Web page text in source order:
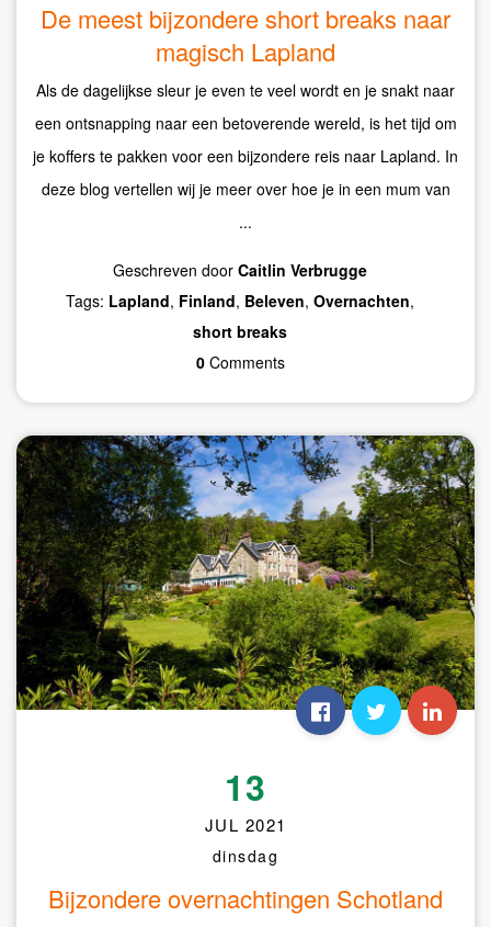
De meest bijzondere short breaks naar
magisch Lapland
Als de dagelijkse sleur je even te veel wordt en je snakt naar
een ontsnapping naar een betoverende wereld, is het tijd om
je koffers te pakken voor een bijzondere reis naar Lapland. In
deze blog vertellen wij je meer over hoe je in een mum van
...
Geschreven door Caitlin Verbrugge
Tags: Lapland, Finland, Beleven, Overnachten,
short breaks
0Comments
13
JUL 2021
dinsdag
Bijzondere overnachtingen Schotland